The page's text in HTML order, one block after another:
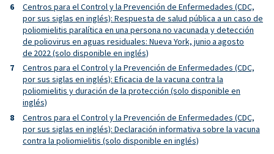
Centros para el Control y la Prevención de Enfermedades (CDC,
por sus siglas en inglés): Respuesta de salud pública a un caso de
poliomielitis paralítica en una persona no vacunada y detección
de poliovirus en aguas residuales: Nueva York, junio a agosto
de 2022 (solo disponible en inglés)
Centros para el Control y la Prevención de Enfermedades (CDC,
por sus siglas en inglés): Eficacia de la vacuna contra la
poliomielitis y duración de la protección (solo disponible en
inglés)
Centros para el Control y la Prevención de Enfermedades (CDC,
por sus siglas en inglés): Declaración informativa sobre la vacuna
contra la poliomielitis (solo disponible en inglés)